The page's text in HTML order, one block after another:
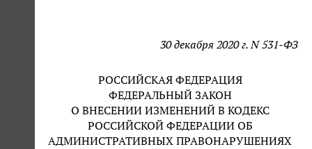
30 декабря 2020 г. N 531-ФЗ
РОССИЙСКАЯ ФЕДЕРАЦИЯ
ФЕДЕРАЛЬНЫЙ ЗАКОН
О ВНЕСЕНИИ ИЗМЕНЕНИЙ В КОДЕКС
РОССИЙСКОЙ ФЕДЕРАЦИИ ОБ
АДМИНИСТРАТИВНЫХ ПРАВОНАРУШЕНИЯХ